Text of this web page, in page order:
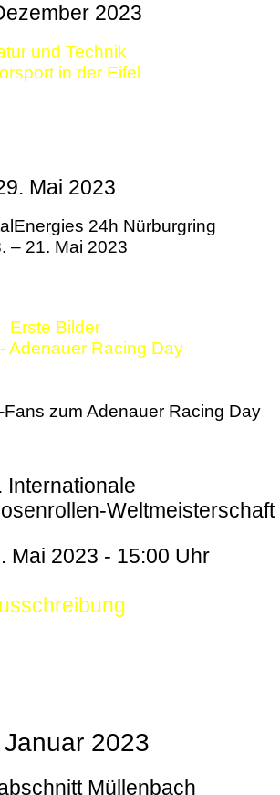
2023
und Technik
in der Eifel
Mai 2023
24h Nürburgring
– 21. Mai 2023
Erste Bilder
Adenauer Racing Day
zum Adenauer Racing Day
Internationale
Weltmeisterschaft
Mai 2023 - 15:00 Uhr
2023
Müllenbach